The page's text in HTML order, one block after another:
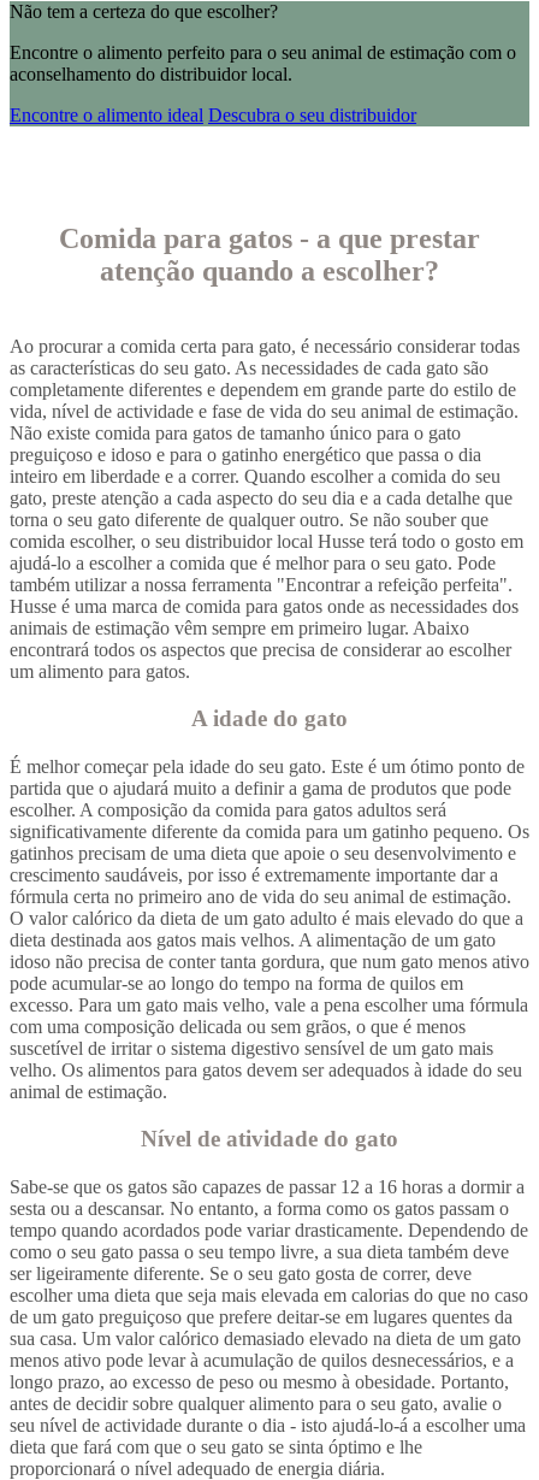
Não tem a certeza do que escolher?
Encontre o alimento perfeito para o seu animal de estimação com o
aconselhamento do distribuidor local.
Encontre o alimento ideal Descubra o seu distribuidor
Comida para gatos - a que prestar
atenção quando a escolher?
Ao procurar a comida certa para gato, é necessário considerar todas
as características do seu gato. As necessidades de cada gato são
completamente diferentes e dependem em grande parte do estilo de
vida, nível de actividade e fase de vida do seu animal de estimação.
Não existe comida para gatos de tamanho único para o gato
preguiçoso e idoso e para o gatinho energético que passa o dia
inteiro em liberdade e a correr. Quando escolher a comida do seu
gato, preste atenção a cada aspecto do seu dia e a cada detalhe que
torna o seu gato diferente de qualquer outro. Se não souber que
comida escolher, o seu distribuidor local Husse terá todo o gosto em
ajudá-lo a escolher a comida que é melhor para o seu gato. Pode
também utilizar a nossa ferramenta "Encontrar a refeição perfeita".
Husse é uma marca de comida para gatos onde as necessidades dos
animais de estimação vêm sempre em primeiro lugar. Abaixo
encontrará todos os aspectos que precisa de considerar ao escolher
um alimento para gatos.
A idade do gato
É melhor começar pela idade do seu gato. Este é um ótimo ponto de
partida que o ajudará muito a definir a gama de produtos que pode
escolher. A composição da comida para gatos adultos será
significativamente diferente da comida para um gatinho pequeno. Os
gatinhos precisam de uma dieta que apoie o seu desenvolvimento e
crescimento saudáveis, por isso é extremamente importante dar a
fórmula certa no primeiro ano de vida do seu animal de estimação.
O valor calórico da dieta de um gato adulto é mais elevado do que a
dieta destinada aos gatos mais velhos. A alimentação de um gato
idoso não precisa de conter tanta gordura, que num gato menos ativo
pode acumular-se ao longo do tempo na forma de quilos em
excesso. Para um gato mais velho, vale a pena escolher uma fórmula
com uma composição delicada ou sem grãos, o que é menos
suscetível de irritar o sistema digestivo sensível de um gato mais
velho. Os alimentos para gatos devem ser adequados à idade do seu
animal de estimação.
Nível de atividade do gato
Sabe-se que os gatos são capazes de passar 12 a 16 horas a dormir a
sesta ou a descansar. No entanto, a forma como os gatos passam o
tempo quando acordados pode variar drasticamente. Dependendo de
como o seu gato passa o seu tempo livre, a sua dieta também deve
ser ligeiramente diferente. Se o seu gato gosta de correr, deve
escolher uma dieta que seja mais elevada em calorias do que no caso
de um gato preguiçoso que prefere deitar-se em lugares quentes da
sua casa. Um valor calórico demasiado elevado na dieta de um gato
menos ativo pode levar à acumulação de quilos desnecessários, e a
longo prazo, ao excesso de peso ou mesmo à obesidade. Portanto,
antes de decidir sobre qualquer alimento para o seu gato, avalie o
seu nível de actividade durante o dia - isto ajudá-lo-á a escolher uma
dieta que fará com que o seu gato se sinta óptimo e lhe
proporcionará o nível adequado de energia diária.